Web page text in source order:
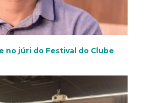
no júri do Festival do Clube